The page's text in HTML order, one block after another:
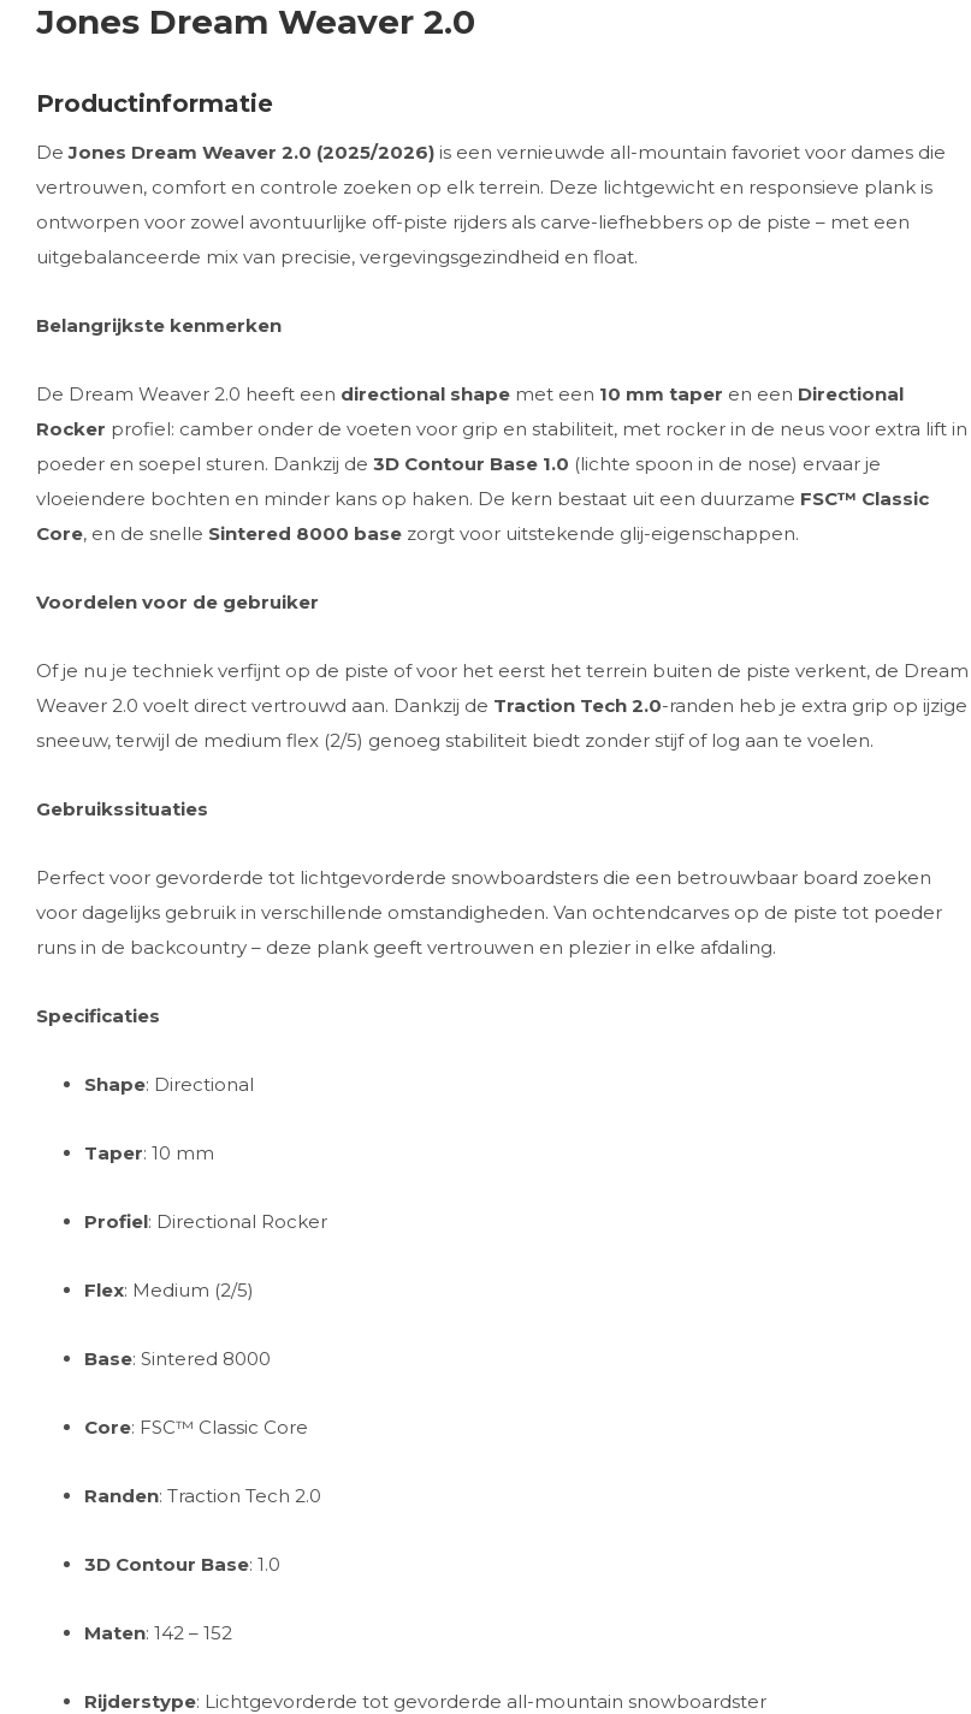
Jones Dream Weaver 2.0
Productinformatie
DeJones Dream Weaver 2.0 (2025/2026) is een vernieuwde all-mountain favoriet voor dames die
vertrouwen, comfort en controle zoeken op elk terrein. Deze lichtgewicht en responsieve plank is
ontworpen voor zowel avontuurlijke off-piste rijders als carve-liefhebbers op de piste – met een
uitgebalanceerde mix van precisie, vergevingsgezindheid en float.
Belangrijkste kenmerken
De Dream Weaver 2.0 heeft een directional shape met een 10 mm taper en een Directional
Rocker profiel: camber onder de voeten voor grip en stabiliteit, met rocker in de neus voor extra lift in
poeder en soepel sturen. Dankzij de 3D Contour Base 1.0 (lichte spoon in de nose) ervaar je
vloeiendere bochten en minder kans op haken. De kern bestaat uit een duurzame FSC™ Classic
Core, en de snelle Sintered 8000 base zorgt voor uitstekende glij-eigenschappen.
Voordelen voor de gebruiker
Of je nu je techniek verfijnt op de piste of voor het eerst het terrein buiten de piste verkent, de Dream
Weaver 2.0 voelt direct vertrouwd aan. Dankzij de Traction Tech 2.0-randen heb je extra grip op ijzige
sneeuw, terwijl de medium flex (2/5) genoeg stabiliteit biedt zonder stijf of log aan te voelen.
Gebruikssituaties
Perfect voor gevorderde tot lichtgevorderde snowboardsters die een betrouwbaar board zoeken
voor dagelijks gebruik in verschillende omstandigheden. Van ochtendcarves op de piste tot poeder
runs in de backcountry – deze plank geeft vertrouwen en plezier in elke afdaling.
Specificaties
Shape: Directional
Taper: 10 mm
Profiel: Directional Rocker
Flex: Medium (2/5)
Base: Sintered 8000
Core: FSC™ Classic Core
Randen: Traction Tech 2.0
3D Contour Base: 1.0
Maten: 142 – 152
Rijderstype: Lichtgevorderde tot gevorderde all-mountain snowboardster